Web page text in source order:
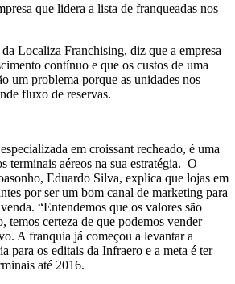
que lidera a lista de franqueadas nos
Localiza Franchising, diz que a empresa
contínuo e que os custos de uma
um problema porque as unidades nos
fluxo de reservas.
em croissant recheado, é uma
terminais aéreos na sua estratégia. O
Eduardo Silva, explica que lojas em
por ser um bom canal de marketing para
“Entendemos que os valores são
temos certeza de que podemos vender
A franquia já começou a levantar a
para os editais da Infraero e a meta é ter
até 2016.